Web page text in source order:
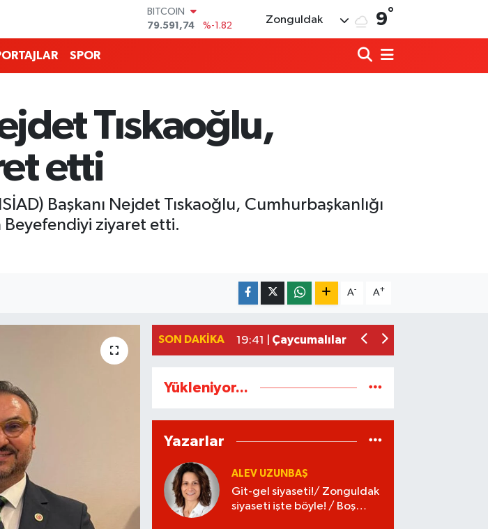
DOLAR
45,43620
%0.02
EURO
6862,09000
%0.19
BİST100
14.598,00
%0
Zonguldak 9°
SPOR
Tıskaoğlu,
etti
Başkanı Nejdet Tıskaoğlu, Cumhurbaşkanlığı
Beyefendiyi ziyaret etti.
A- A+
SON DAKIKA
22:58 |Eski Bakan Tınaz Titiz, Çaycuma'yı
22:49 |Diploma dönemi bitiyor, mikro-
19:41 | Çaycumalılar Derneği’nden GMİS’e
Yükleniyor...
Yazarlar
ALEV UZUNBAŞ
Git-gel siyaseti!/ Zonguldak
siyaseti işte böyle! / Boş